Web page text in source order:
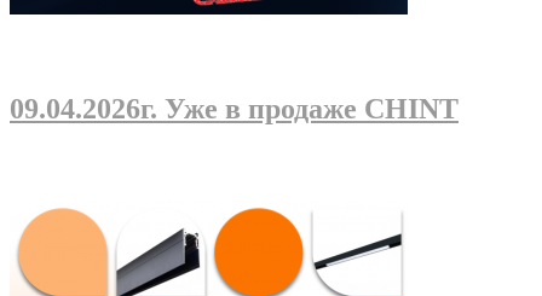
09.04.2026г. Уже в продаже CHINT